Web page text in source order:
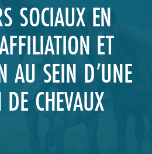
SOCIAUX EN
ET
AU SEIN D’UNE
CHEVAUX